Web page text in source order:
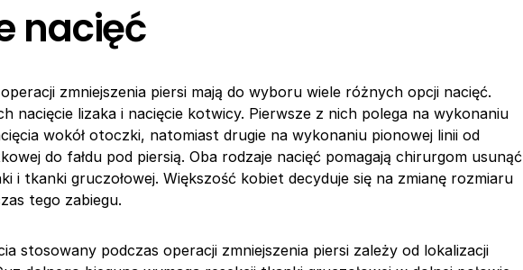
nacięć
zmniejszenia piersi mają do wyboru wiele różnych opcji nacięć.
nacięcie lizaka i nacięcie kotwicy. Pierwsze z nich polega na wykonaniu
wokół otoczki, natomiast drugie na wykonaniu pionowej linii od
do fałdu pod piersią. Oba rodzaje nacięć pomagają chirurgom usunąć
i tkanki gruczołowej. Większość kobiet decyduje się na zmianę rozmiaru
tego zabiegu.
stosowany podczas operacji zmniejszenia piersi zależy od lokalizacji